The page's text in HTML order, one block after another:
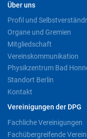
Über uns
Profil und
Organe und Gremien
Mitgliedschaft
Vereinskommunikation
Physikzentrum Bad
Standort Berlin
Kontakt
Vereinigungen der DPG
Fachliche Vereinigungen
Fachübergreifende